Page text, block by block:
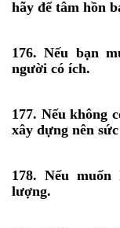
hãy để tâm hồn
176. Nếu bạn
người có ích.
177. Nếu không
xây dựng nên
178. Nếu
lượng.